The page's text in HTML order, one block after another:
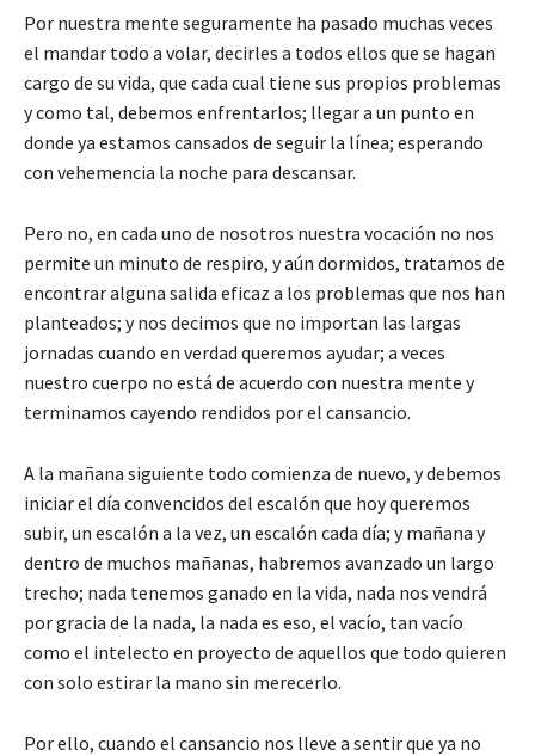
Por nuestra mente seguramente ha pasado muchas veces
el mandar todo a volar, decirles a todos ellos que se hagan
cargo de su vida, que cada cual tiene sus propios problemas
y como tal, debemos enfrentarlos; llegar a un punto en
donde ya estamos cansados de seguir la línea; esperando
con vehemencia la noche para descansar.
Pero no, en cada uno de nosotros nuestra vocación no nos
permite un minuto de respiro, y aún dormidos, tratamos de
encontrar alguna salida eficaz a los problemas que nos han
planteados; y nos decimos que no importan las largas
jornadas cuando en verdad queremos ayudar; a veces
nuestro cuerpo no está de acuerdo con nuestra mente y
terminamos cayendo rendidos por el cansancio.
A la mañana siguiente todo comienza de nuevo, y debemos
iniciar el día convencidos del escalón que hoy queremos
subir, un escalón a la vez, un escalón cada día; y mañana y
dentro de muchos mañanas, habremos avanzado un largo
trecho; nada tenemos ganado en la vida, nada nos vendrá
por gracia de la nada, la nada es eso, el vacío, tan vacío
como el intelecto en proyecto de aquellos que todo quieren
con solo estirar la mano sin merecerlo.
Por ello, cuando el cansancio nos lleve a sentir que ya no